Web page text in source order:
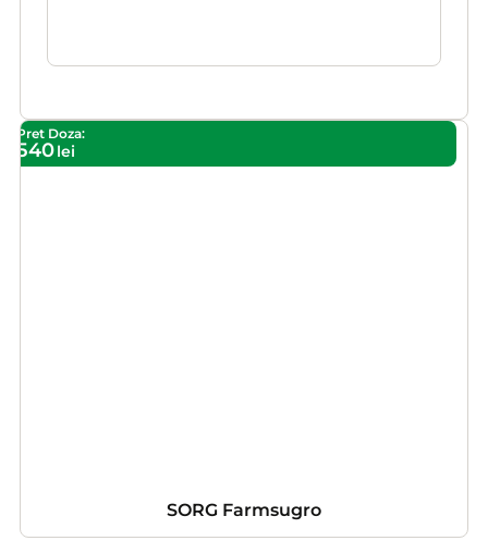
Pret Doza:
540lei
SORG Farmsugro